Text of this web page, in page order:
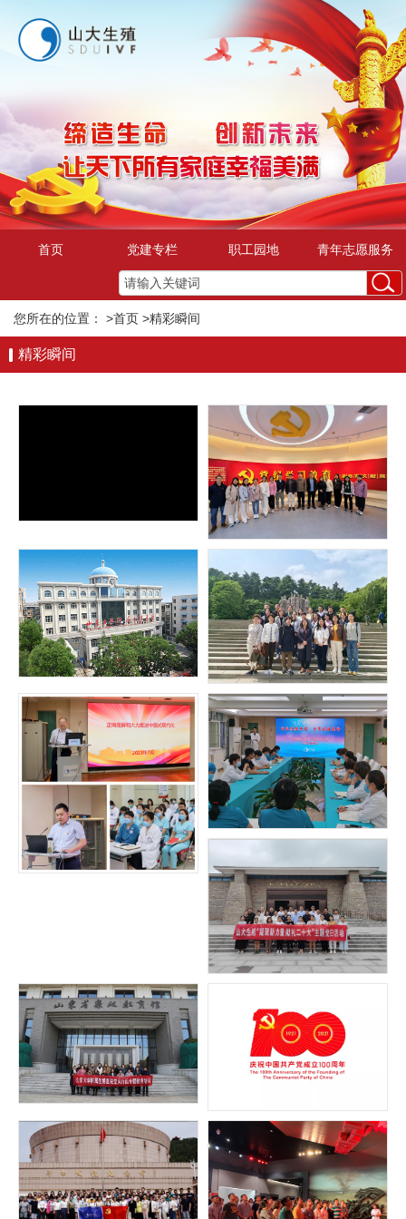
首页 党建专栏 职工园地 青年志愿服务
您所在的位置： >首页 >精彩瞬间
精彩瞬间